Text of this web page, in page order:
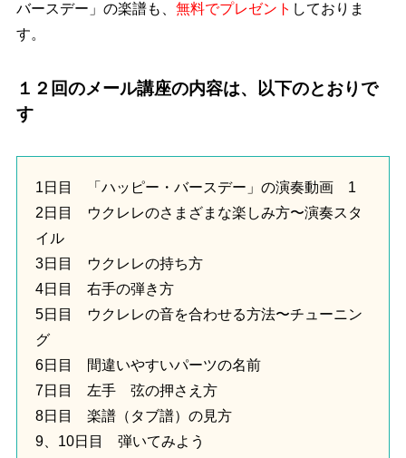
バースデー」の楽譜も、 無料でプレゼント しておりま
す。
１２回のメール講座の内容は、以下のとおりで
す
1日目 「ハッピー・バースデー」の演奏動画 1
2日目 ウクレレのさまざまな楽しみ方〜演奏スタ
イル
3日目 ウクレレの持ち方
4日目 右手の弾き方
5日目 ウクレレの音を合わせる方法〜チューニン
グ
6日目 間違いやすいパーツの名前
7日目 左手 弦の押さえ方
8日目 楽譜（タブ譜）の見方
9、10日目 弾いてみよう